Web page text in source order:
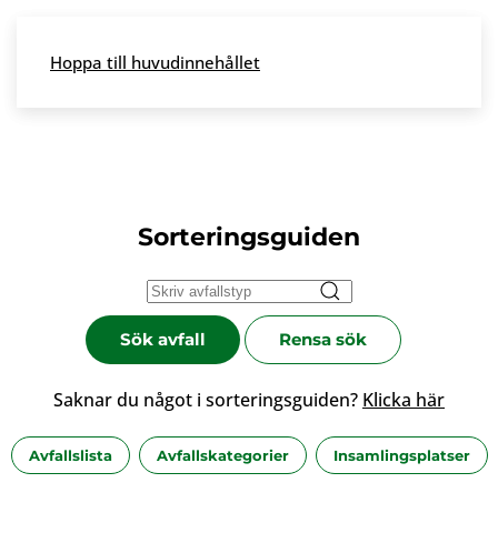
Skip to main content
Hoppa till huvudinnehållet
Sorteringsguiden
Sök avfall Rensa sök
Saknar du något i sorteringsguiden? Klicka här
Avfallslista Avfallskategorier Insamlingsplatser